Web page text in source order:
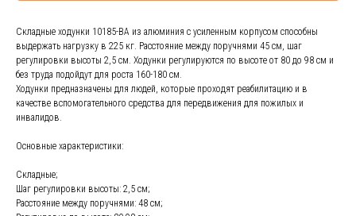
Складные ходунки 10185-BA из алюминия с усиленным корпусом способны
выдержать нагрузку в 225 кг. Расстояние между поручнями 45 см, шаг
регулировки высоты 2,5 см. Ходунки регулируются по высоте от 80 до 98 см и
без труда подойдут для роста 160-180 см.
Ходунки предназначены для людей, которые проходят реабилитацию и в
качестве вспомогательного средства для передвижения для пожилых и
инвалидов.
Основные характеристики:
Складные;
Шаг регулировки высоты: 2,5 см;
Расстояние между поручнями: 48 см;